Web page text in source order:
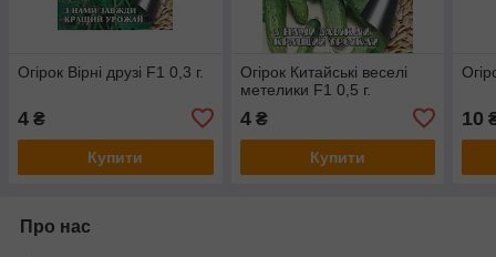
Огірок Вірні друзі F1 0,3 г.
4 ₴
Купити
Огірок Китайські веселі
метелики F1 0,5 г.
4₴
Купити
10
Про нас